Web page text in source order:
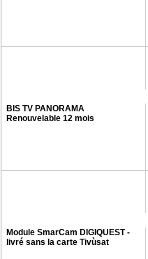
BIS TV PANORAMA
Renouvelable 12 mois
Module SmarCam DIGIQUEST -
livré sans la carte Tivùsat